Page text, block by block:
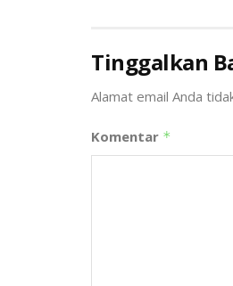
Tinggalkan
Alamat email Anda
Komentar *